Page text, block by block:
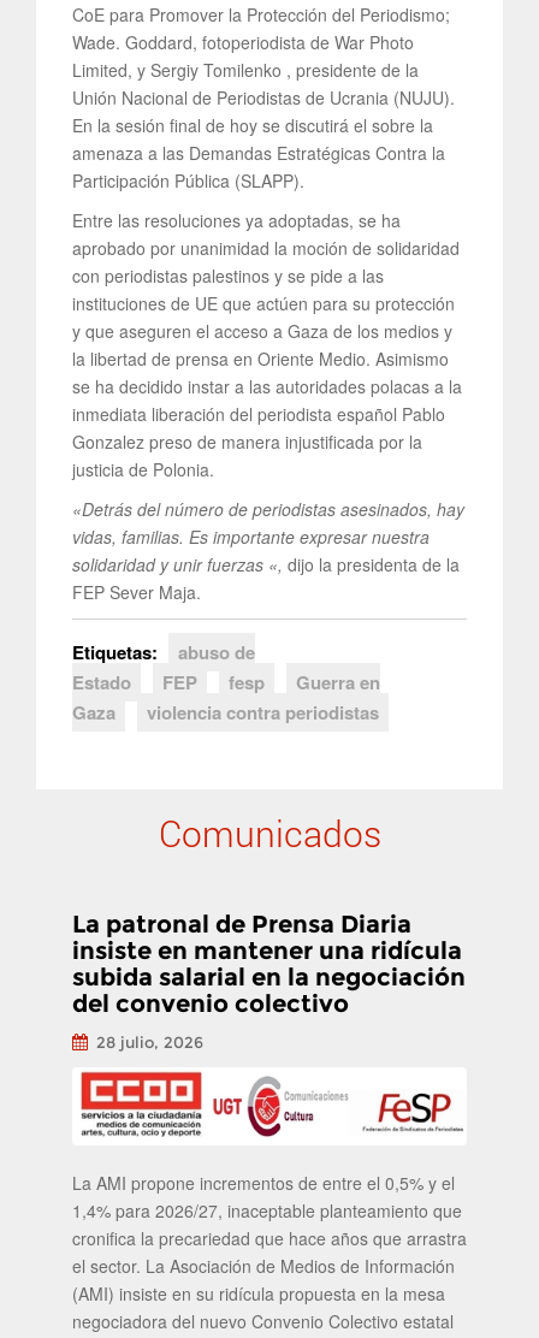
CoE para Promover la Protección del Periodismo;
Wade. Goddard, fotoperiodista de War Photo
Limited, y Sergiy Tomilenko , presidente de la
Unión Nacional de Periodistas de Ucrania (NUJU).
En la sesión final de hoy se discutirá el sobre la
amenaza a las Demandas Estratégicas Contra la
Participación Pública (SLAPP).
Entre las resoluciones ya adoptadas, se ha
aprobado por unanimidad la moción de solidaridad
con periodistas palestinos y se pide a las
instituciones de UE que actúen para su protección
y que aseguren el acceso a Gaza de los medios y
la libertad de prensa en Oriente Medio. Asimismo
se ha decidido instar a las autoridades polacas a la
inmediata liberación del periodista español Pablo
Gonzalez preso de manera injustificada por la
justicia de Polonia.
«Detrás del número de periodistas asesinados, hay
vidas, familias. Es importante expresar nuestra
solidaridad y unir fuerzas «, dijo la presidenta de la
FEP Sever Maja.
Etiquetas:
abuso de
Estado
FEP fesp
Guerra en
Gaza
violencia contra periodistas
Comunicados
La patronal de Prensa Diaria
insiste en mantener una ridícula
subida salarial en la negociación
del convenio colectivo
28 julio, 2026
La AMI propone incrementos de entre el 0,5% y el
1,4% para 2026/27, inaceptable planteamiento que
cronifica la precariedad que hace años que arrastra
el sector. La Asociación de Medios de Información
(AMI) insiste en su ridícula propuesta en la mesa
negociadora del nuevo Convenio Colectivo estatal